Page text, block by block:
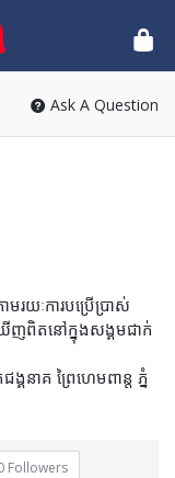
Ask A Question
មរយៈការបប្រើប្រាស់
ើញពិតនៅក្នុងសង្គមជាក់
នាគ ព្រៃហេមពាន្ត ភ្នំ
Followers